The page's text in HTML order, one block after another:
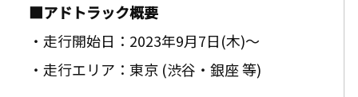
■アドトラック概要
・走行開始日：2023年9月7日(木)～
・走行エリア：東京 (渋谷・銀座 等)